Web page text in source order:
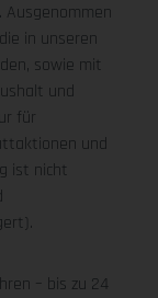
in unseren
sowie mit
und
für
und
ist nicht
– bis zu 24